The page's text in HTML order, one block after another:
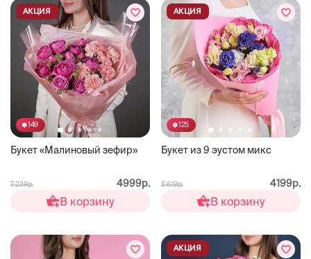
149
Букет «Малиновый зефир»
АКЦИЯ
7 239р. 4999р.
В корзину
125
Букет из 9 эустом микс
АКЦИЯ
5 619р. 4199р.
В корзину
АКЦИЯ